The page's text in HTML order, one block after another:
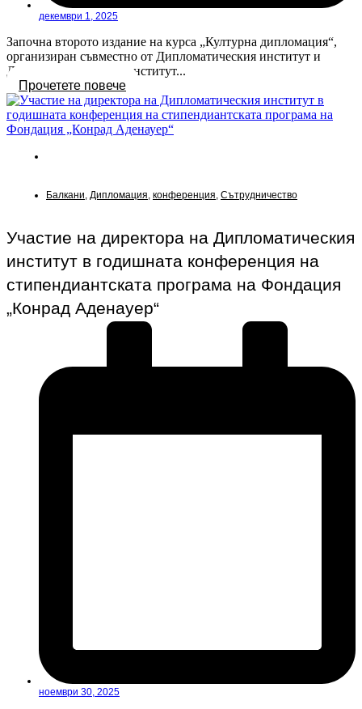
декември 1, 2025
Започна второто издание на курса „Културна дипломация“,
организиран съвместно от Дипломатическия институт и
Държавния културен институт...
Прочетете повече
Балкани Дипломация конференция Сътрудничество
Участие на директора на Дипломатическия
институт в годишната конференция на
стипендиантската програма на Фондация
„Конрад Аденауер“
ноември 30, 2025